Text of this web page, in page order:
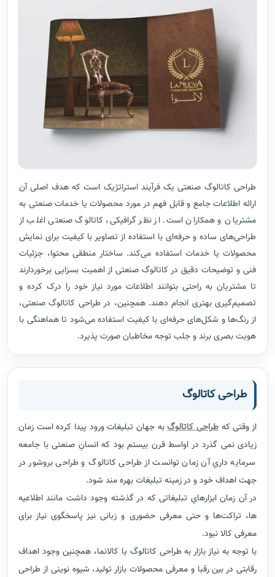
طراحی کاتالوگ صنعتی یک فرآیند استراتژیک است که هدف اصلی آن
ارائه اطلاعات جامع و قابل فهم در مورد محصولات یا خدمات صنعتی به
مشتریان و همکاران است. از نظر گرافیکی، کاتالوگ صنعتی اغلب از
طراحی‌های ساده و حرفه‌ای با استفاده از تصاویر با کیفیت برای نمایش
محصولات یا خدمات استفاده می‌کند. ساختار منطقی محتوا، جزئیات
فنی و توضیحات دقیق در کاتالوگ صنعتی از اهمیت بسزایی برخوردارند
تا مشتریان به راحتی بتوانند اطلاعات مورد نیاز خود را درک کرده و
تصمیم‌گیری بهتری انجام دهند. همچنین، در طراحی کاتالوگ صنعتی،
از رنگ‌ها و شکل‌های حرفه‌ای با کیفیت استفاده می‌شود تا هماهنگی با
هویت بصری برند و جلب توجه مخاطبان صورت پذیرد.
طراحی کاتالوگ
از وقتی که طراحی کاتالوگبه جهان تبلیغات ورود پیدا کرده است زمان
زیادی نمی گذرد در اواسط قرن بیستم بود که انسانِ صنعتی با جامعه
سرمایه داریِ آن زمان توانست از طراحی کاتالوگ و طراحی بروشور در
جهت اهداف خود و در زمینه تبلیغات بهره مند شود.
در آن زمان ابزارهایِ تبلیغاتی که در گذشته وجود داشت مانند اطلاعیه
ها، تراکت‌ها و حتی معرفی حضوری و زبانی نیز پاسخگوی نیاز برای
معرفی کالا نبود.
با توجه به نیاز بازار به طراحی کاتالوگ یا کالانما، همچنین وجود اهداف
رقابتی در بین رقبا و معرفی محصولات بازار تولید، شیوه نوینی از طراحی